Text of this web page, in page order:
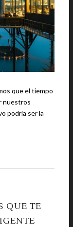
que el tiempo
nuestros
podría ser la
QUE TE